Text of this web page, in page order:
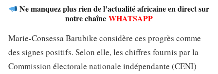
Ne manquez plus rien de l’actualité africaine en direct sur
notre chaîne WHATSAPP
Marie-Consessa Barubike considère ces progrès comme
des signes positifs. Selon elle, les chiffres fournis par la
Commission électorale nationale indépendante (CENI)